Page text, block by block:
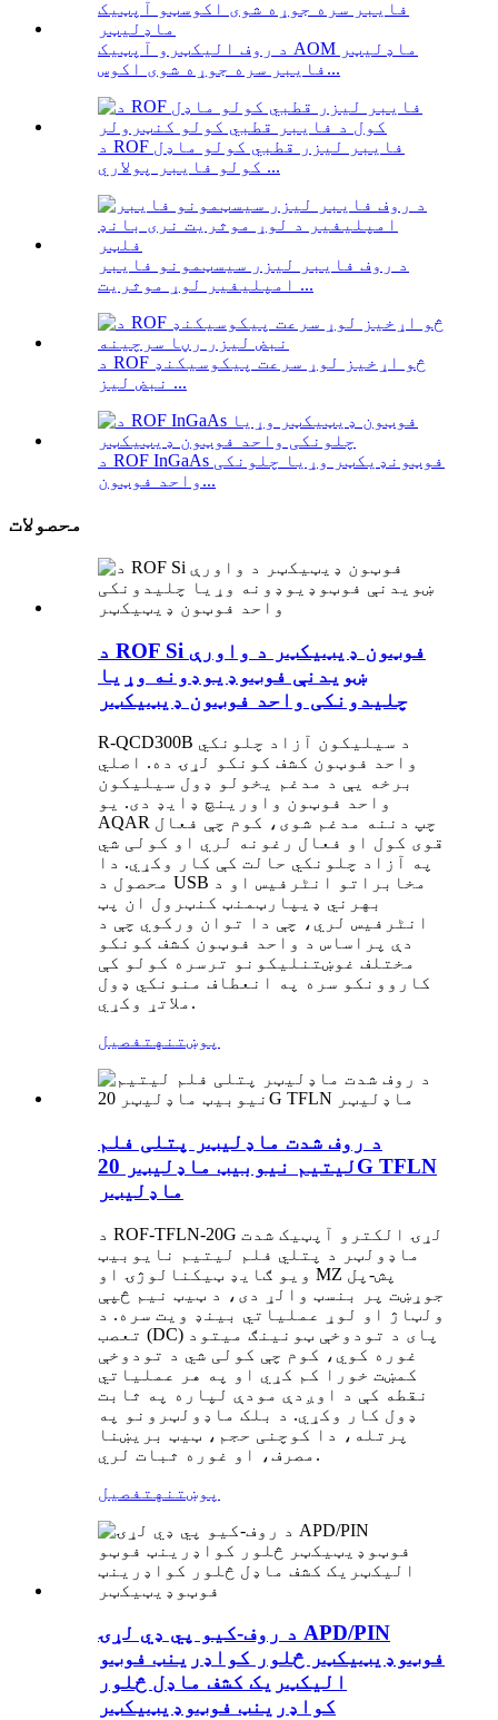
د روف الیکټرو آپټیک AOM ماډلیټر
فایبر سره جوړه شوی اکوس...
د ROF فایبر لیزر قطبي کولو ماډل
کولو فایبر پولاري ...
د روف فایبر لیزر سیسټمونو فایبر
امپلیفیر لوړ موثریت ...
د ROF څو اړخیز لوړ سرعت پیکوسیکنډ
نبض لیز ...
د ROF InGaAs فوټونډیکټر وړیا چلونکی
واحد فوټون...
محصولات
د ROF Si فوټون ډیټیکټر د واورې
ښویدنې فوټوډیوډونه وړیا
چلیدونکی واحد فوټون ډیټیکټر
R-QCD300B د سیلیکون آزاد چلونکي
واحد فوټون کشف کونکو لړۍ ده. اصلي
برخه یې د مدغم یخولو ډول سیلیکون
واحد فوټون واورینچ ډایډ دی. یو
AQAR چپ دننه مدغم شوی، کوم چې فعال
قوی کول او فعال رغونه لري او کولی شي
په آزاد چلونکي حالت کې کار وکړي. دا
محصول د USB مخابراتو انٹرفیس او د
بهرني ډیپارټمنټ کنټرول ان پټ
انٹرفیس لري، چې دا توان ورکوي چې د
دې پراساس د واحد فوټون کشف کونکو
مختلف غوښتنلیکونو ترسره کولو کې
کاروونکو سره په انعطاف منونکي ډول
ملاتړ وکړي.
پوښتنه تفصیل
د روف شدت ماډلیټر پتلی فلم
لیتیم نیوبیټ ماډلیټر 20G TFLN
ماډلیټر
د ROF-TFLN-20G لړۍ الکترو آپټیک شدت
ماډولټر د پتلي فلم لیتیم نایوبیټ
ویو ګایډ ټیکنالوژۍ او MZ پش-پل
جوړښت پر بنسټ والړ دی، د ټیټ نیم څپې
ولټاژ او لوړ عملیاتي بینډ ویت سره. د
تعصب (DC) پای د تودوخې ټونینګ میتود
غوره کوي، کوم چې کولی شي د تودوخې
کمښت خورا کم کړي او په هر عملیاتي
نقطه کې د اوږدې مودې لپاره په ثابت
ډول کار وکړي. د بلک ماډولټرونو په
پرتله، دا کوچنی حجم، ټیټ بریښنا
مصرف، او غوره ثبات لري.
پوښتنه تفصیل
د روف-کیو پي ډي لړۍ APD/PIN
فوټوډیټیکټر څلور کواډرینټ فوټو
الیکټریک کشف ماډل څلور
کواډرینټ فوټوډیټیکټر